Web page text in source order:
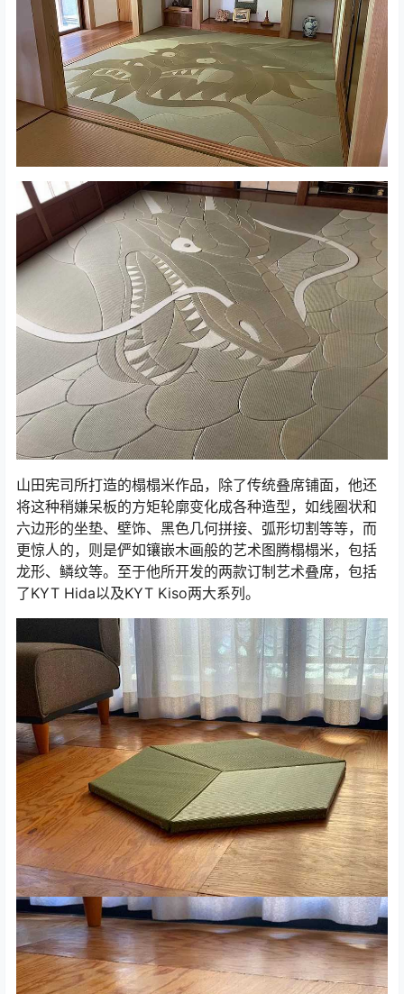
山田宪司所打造的榻榻米作品，除了传统叠席铺面，他还
将这种稍嫌呆板的方矩轮廓变化成各种造型，如线圈状和
六边形的坐垫、壁饰、黑色几何拼接、弧形切割等等，而
更惊人的，则是俨如镶嵌木画般的艺术图腾榻榻米，包括
龙形、鳞纹等。至于他所开发的两款订制艺术叠席，包括
了KYT Hida以及KYT Kiso两大系列。